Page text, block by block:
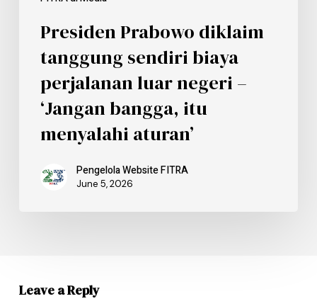
Presiden Prabowo diklaim
tanggung sendiri biaya
perjalanan luar negeri –
‘Jangan bangga, itu
menyalahi aturan’
Pengelola Website FITRA
June 5, 2026
Leave a Reply